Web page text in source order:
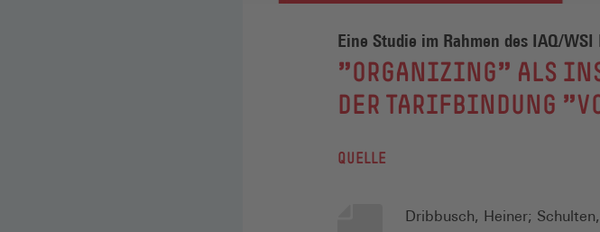
Eine Studie im Rahmen des IAQ/
:
"ORGANIZING" ALS
DER TARIFBINDUNG
QUELLE
Dribbusch, Heiner;